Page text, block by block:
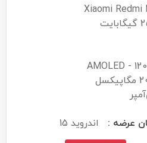
Xiaomi Redmi
AMOLED -
عرضه : اندروید 15